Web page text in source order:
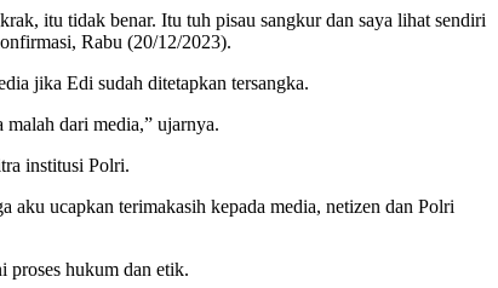
itu tidak benar. Itu tuh pisau sangkur dan saya lihat sendiri
Rabu (20/12/2023).
jika Edi sudah ditetapkan tersangka.
dari media,” ujarnya.
institusi Polri.
aku ucapkan terimakasih kepada media, netizen dan Polri
proses hukum dan etik.